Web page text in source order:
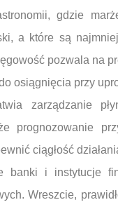
gdzie
a które są
pozwala na
osiągnięcia przy
zarządzanie
prognozowanie
ciągłość
i instytucje
Wreszcie,